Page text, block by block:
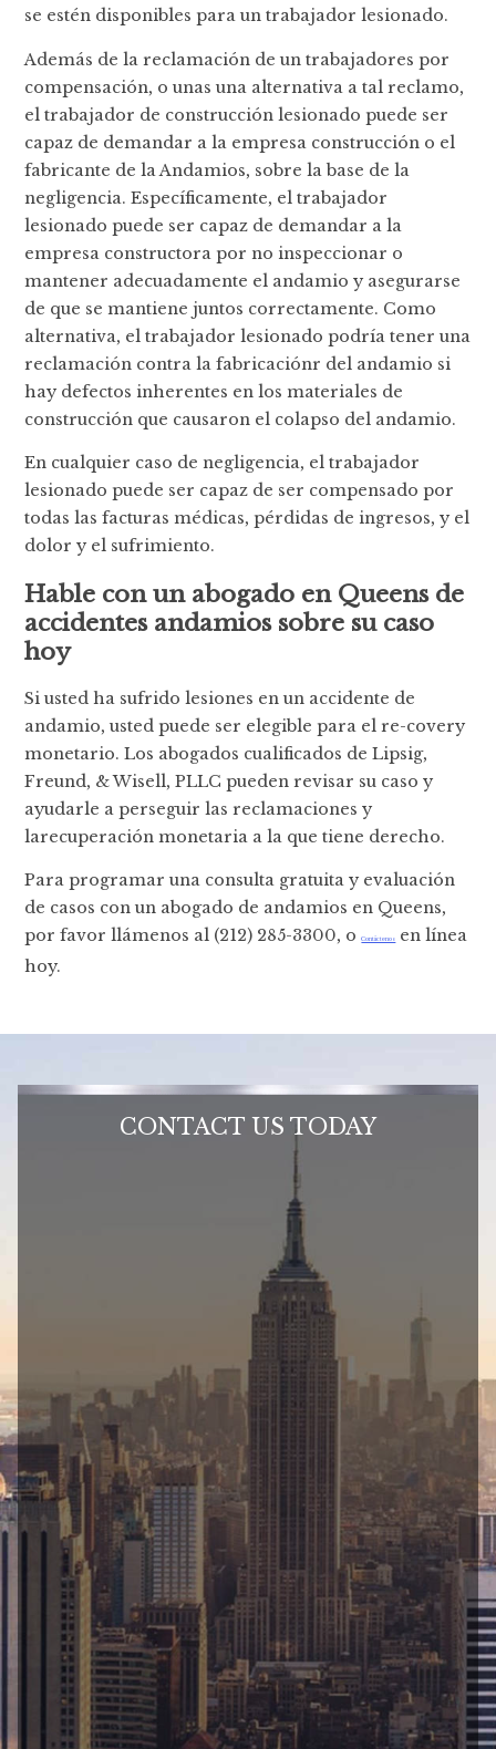
se estén disponibles para un trabajador lesionado.
Además de la reclamación de un trabajadores por
compensación, o unas una alternativa a tal reclamo,
el trabajador de construcción lesionado puede ser
capaz de demandar a la empresa construcción o el
fabricante de la Andamios, sobre la base de la
negligencia. Específicamente, el trabajador
lesionado puede ser capaz de demandar a la
empresa constructora por no inspeccionar o
mantener adecuadamente el andamio y asegurarse
de que se mantiene juntos correctamente. Como
alternativa, el trabajador lesionado podría tener una
reclamación contra la fabricaciónr del andamio si
hay defectos inherentes en los materiales de
construcción que causaron el colapso del andamio.
En cualquier caso de negligencia, el trabajador
lesionado puede ser capaz de ser compensado por
todas las facturas médicas, pérdidas de ingresos, y el
dolor y el sufrimiento.
Hable con un abogado en Queens de
accidentes andamios sobre su caso
hoy
Si usted ha sufrido lesiones en un accidente de
andamio, usted puede ser elegible para el re-covery
monetario. Los abogados cualificados de Lipsig,
Freund, & Wisell, PLLC pueden revisar su caso y
ayudarle a perseguir las reclamaciones y
larecuperación monetaria a la que tiene derecho.
Para programar una consulta gratuita y evaluación
de casos con un abogado de andamios en Queens,
por favor llámenos al (212) 285-3300, oContáctenos
en línea
hoy.
CONTACT US TODAY